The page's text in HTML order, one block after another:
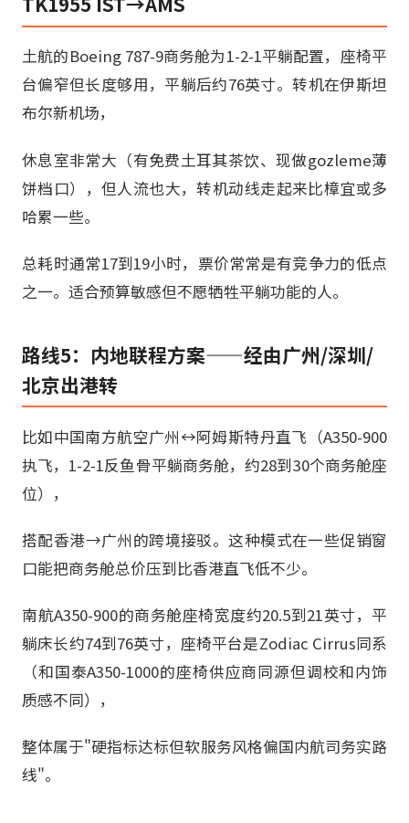
土航的Boeing 787-9商务舱为1-2-1平躺配置，座椅平
台偏窄但长度够用，平躺后约76英寸。转机在伊斯坦
布尔新机场，
休息室非常大（有免费土耳其茶饮、现做gozleme薄
饼档口），但人流也大，转机动线走起来比樟宜或多
哈累一些。
总耗时通常17到19小时，票价常常是有竞争力的低点
之一。适合预算敏感但不愿牺牲平躺功能的人。
路线5：内地联程方案——经由广州/深圳/
北京出港转
比如中国南方航空广州↔阿姆斯特丹直飞（A350-900
执飞，1-2-1反鱼骨平躺商务舱，约28到30个商务舱座
位），
搭配香港→广州的跨境接驳。这种模式在一些促销窗
口能把商务舱总价压到比香港直飞低不少。
南航A350-900的商务舱座椅宽度约20.5到21英寸，平
躺床长约74到76英寸，座椅平台是Zodiac Cirrus同系
（和国泰A350-1000的座椅供应商同源但调校和内饰
质感不同），
整体属于"硬指标达标但软服务风格偏国内航司务实路
线"。